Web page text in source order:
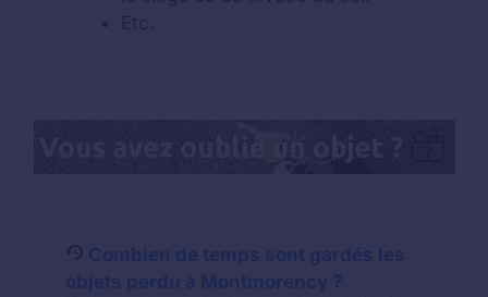
Etc.
Combien de temps sont gardés les
objets perdu à Montmorency ?